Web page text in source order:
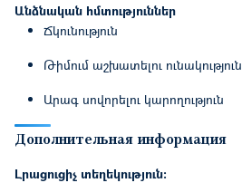
Անձնական հմտություններ
Ճկունություն
Թիմում աշխատելու ունակություն
Արագ սովորելու կարողություն
Дополнительная информация
Լրացուցիչ տեղեկություն: